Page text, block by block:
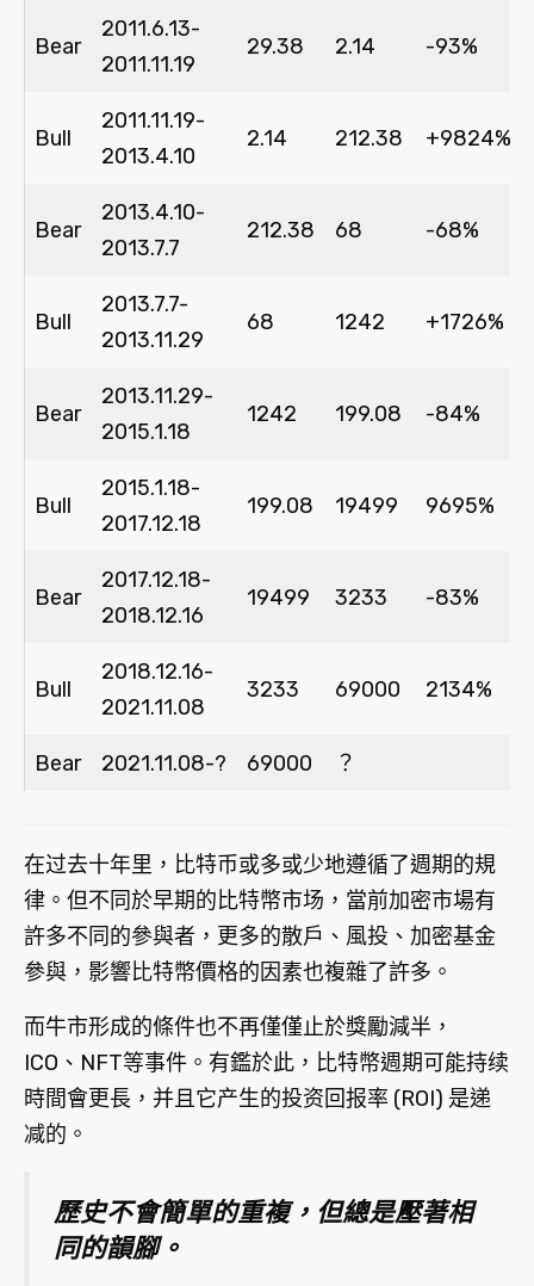
Bear
2011.6.13-
2011.11.19
29.38 2.14 -93%
Bull
2011.11.19-
2013.4.10
2.14 212.38 +9824%
Bear
2013.4.10-
2013.7.7
212.38 68 -68%
Bull
2013.7.7-
2013.11.29
68 1242 +1726%
Bear
2013.11.29-
2015.1.18
1242 199.08 -84%
Bull
2015.1.18-
2017.12.18
199.08 19499 9695%
Bear
2017.12.18-
2018.12.16
19499 3233 -83%
Bull
2018.12.16-
2021.11.08
3233 69000 2134%
Bear 2021.11.08-? 69000 ？
在过去十年里，比特币或多或少地遵循了週期的規
律。但不同於早期的比特幣市场，當前加密市場有
許多不同的參與者，更多的散戶、風投、加密基金
參與，影響比特幣價格的因素也複雜了許多。
而牛市形成的條件也不再僅僅止於獎勵減半，
ICO、NFT等事件。有鑑於此，比特幣週期可能持续
時間會更長，并且它产生的投资回报率 (ROI) 是递
减的。
歷史不會簡單的重複，但總是壓著相
同的韻腳。